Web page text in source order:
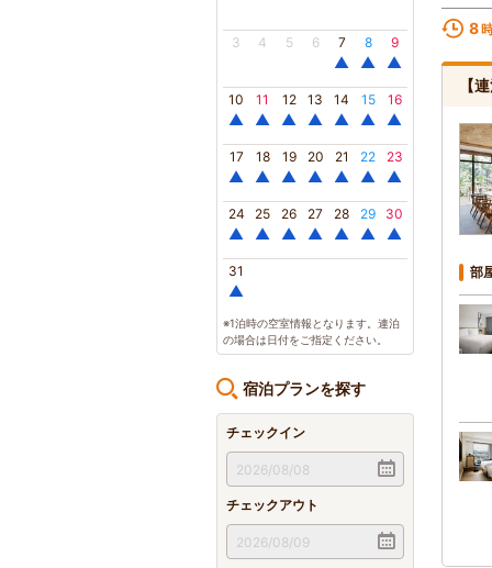
3 4 5 6 7
▲
8
▲
9
▲
10
▲
11
▲
12
▲
13
▲
14
▲
15
▲
16
▲
17
▲
18
▲
19
▲
20
▲
21
▲
22
▲
23
▲
24
▲
25
▲
26
▲
27
▲
28
▲
29
▲
30
▲
31
▲
※1泊時の空室情報となります。連泊
の場合は日付をご指定ください。
宿泊プランを探す
チェックイン
チェックアウト
8
【
部